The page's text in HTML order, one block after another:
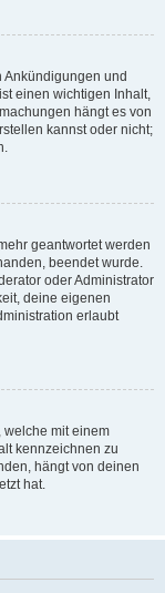
und
einen wichtigen Inhalt,
hängt es von
kannst oder nicht;
geantwortet werden
beendet wurde.
oder Administrator
deine eigenen
erlaubt
welche mit einem
kennzeichnen zu
hängt von deinen
hat.